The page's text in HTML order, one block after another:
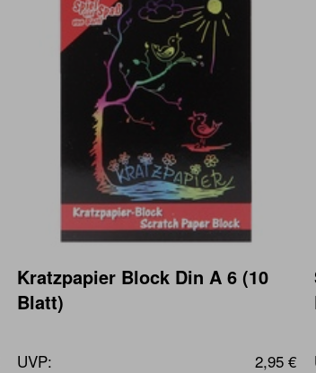
Kratzpapier Block Din A 6 (10
Blatt)
UVP: 2,95 €